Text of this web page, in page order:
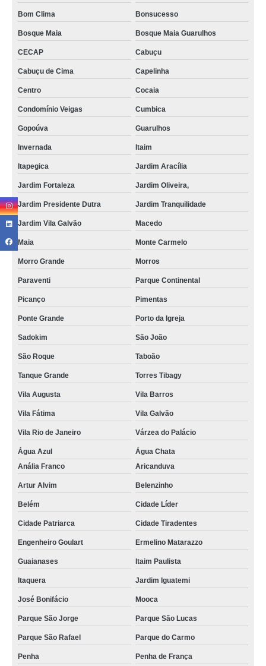
Bom Clima Bonsucesso
Bosque Maia Bosque Maia Guarulhos
CECAP Cabuçu
Cabuçu de Cima Capelinha
Centro Cocaia
Condomínio Veigas Cumbica
Gopoúva Guarulhos
Invernada Itaim
Itapegica Jardim Aracília
Jardim Fortaleza Jardim Oliveira,
Jardim Presidente Dutra Jardim Tranquilidade
Jardim Vila Galvão Macedo
Maia Monte Carmelo
Morro Grande Morros
Paraventi Parque Continental
Picanço Pimentas
Ponte Grande Porto da Igreja
Sadokim São João
São Roque Taboão
Tanque Grande Torres Tibagy
Vila Augusta Vila Barros
Vila Fátima Vila Galvão
Vila Rio de Janeiro Várzea do Palácio
Água Azul
Água Chata
Anália Franco
Aricanduva
Artur Alvim Belenzinho
Belém Cidade Líder
Cidade Patriarca Cidade Tiradentes
Engenheiro Goulart Ermelino Matarazzo
Guaianases Itaim Paulista
Itaquera Jardim Iguatemi
José Bonifácio Mooca
Parque São Jorge Parque São Lucas
Parque São Rafael Parque do Carmo
Penha Penha de França